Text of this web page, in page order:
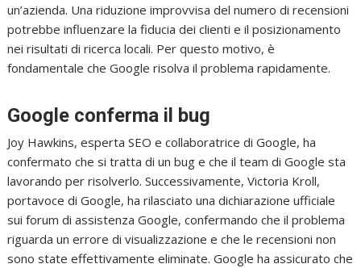
un’azienda. Una riduzione improvvisa del numero di recensioni
potrebbe influenzare la fiducia dei clienti e il posizionamento
nei risultati di ricerca locali. Per questo motivo, è
fondamentale che Google risolva il problema rapidamente.
Google conferma il bug
Joy Hawkins, esperta SEO e collaboratrice di Google, ha
confermato che si tratta di un bug e che il team di Google sta
lavorando per risolverlo. Successivamente, Victoria Kroll,
portavoce di Google, ha rilasciato una dichiarazione ufficiale
sui forum di assistenza Google, confermando che il problema
riguarda un errore di visualizzazione e che le recensioni non
sono state effettivamente eliminate. Google ha assicurato che